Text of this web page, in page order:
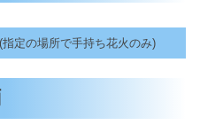
指定の場所で手持ち花火のみ)